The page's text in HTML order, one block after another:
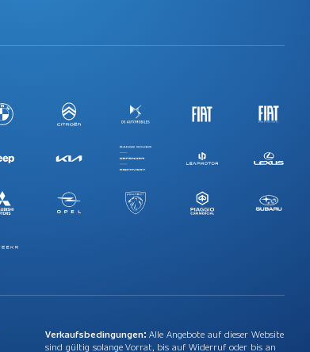
Verkaufsbedingungen: Alle Angebote auf dieser Website
sind gültig solange Vorrat, bis auf Widerruf oder bis an